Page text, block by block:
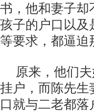
书，他和妻子却
孩子的户口以及
等要求，都逼
原来，他们
挂户，而陈先生
口就与二老都